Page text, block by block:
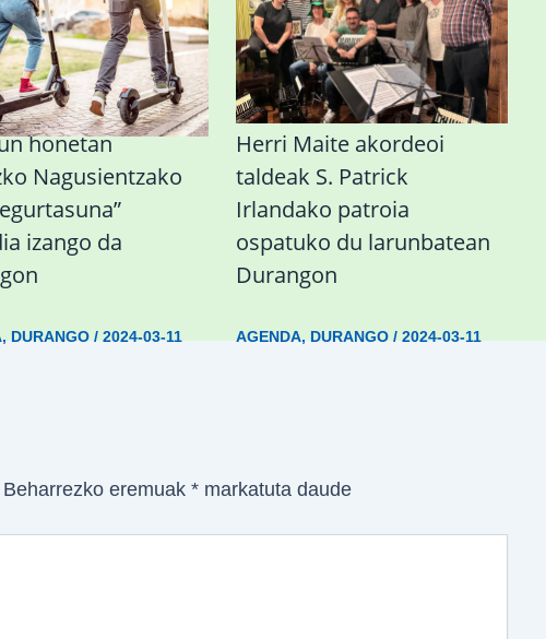
honetan
Nagusientzako
izango da
, DURANGO /2024-03-11
Herri Maite akordeoi
taldeak S. Patrick
Irlandako patroia
ospatuko du larunbatean
Durangon
AGENDA, DURANGO /2024-03-11
Beharrezko eremuak *markatuta daude